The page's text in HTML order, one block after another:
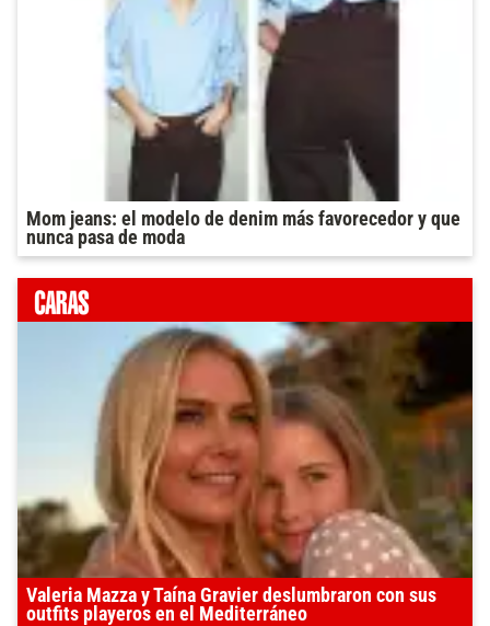
Mom jeans: el modelo de denim más favorecedor y que
nunca pasa de moda
Valeria Mazza y Taína Gravier deslumbraron con sus
outfits playeros en el Mediterráneo